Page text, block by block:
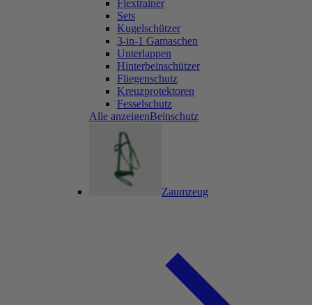
Flextrainer
Sets
Kugelschützer
3-in-1 Gamaschen
Unterlappen
Hinterbeinschützer
Fliegenschutz
Kreuzprotektoren
Fesselschutz
Alle anzeigenBeinschutz
Zaumzeug